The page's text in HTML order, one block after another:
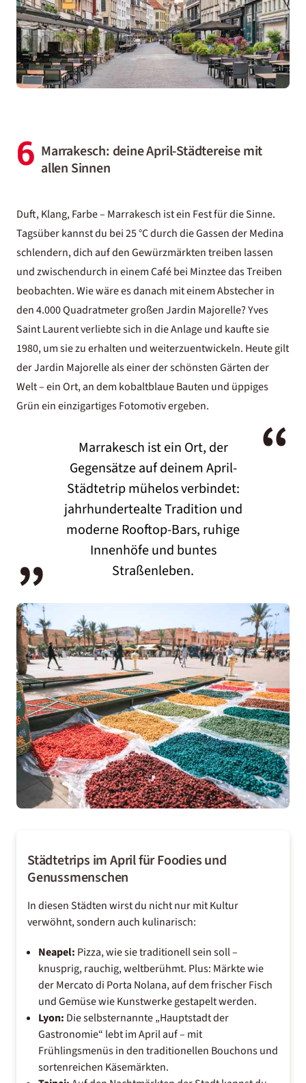
6 Marrakesch: deine April-Städtereise mit
allen Sinnen
Duft, Klang, Farbe – Marrakesch ist ein Fest für die Sinne.
Tagsüber kannst du bei 25 °C durch die Gassen der Medina
schlendern, dich auf den Gewürzmärkten treiben lassen
und zwischendurch in einem Café bei Minztee das Treiben
beobachten. Wie wäre es danach mit einem Abstecher in
den 4.000 Quadratmeter großen Jardin Majorelle? Yves
Saint Laurent verliebte sich in die Anlage und kaufte sie
1980, um sie zu erhalten und weiterzuentwickeln. Heute gilt
der Jardin Majorelle als einer der schönsten Gärten der
Welt – ein Ort, an dem kobaltblaue Bauten und üppiges
Grün ein einzigartiges Fotomotiv ergeben.
„
Marrakesch ist ein Ort, der
Gegensätze auf deinem April-
Städtetrip mühelos verbindet:
jahrhundertealte Tradition und
moderne Rooftop-Bars, ruhige
Innenhöfe und buntes
Straßenleben.
“
Städtetrips im April für Foodies und
Genussmenschen
In diesen Städten wirst du nicht nur mit Kultur
verwöhnt, sondern auch kulinarisch:
Neapel: Pizza, wie sie traditionell sein soll –
knusprig, rauchig, weltberühmt. Plus: Märkte wie
der Mercato di Porta Nolana, auf dem frischer Fisch
und Gemüse wie Kunstwerke gestapelt werden.
Lyon: Die selbsternannte „Hauptstadt der
Gastronomie“ lebt im April auf – mit
Frühlingsmenüs in den traditionellen Bouchons und
sortenreichen Käsemärkten.